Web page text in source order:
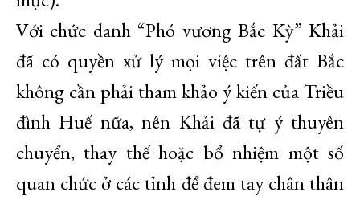
Với chức danh “Phó vương Bắc Kỳ” Khải
đã có quyền xử lý mọi việc trên đất Bắc
không cần phải tham khảo ý kiến của Triều
đình Huế nữa, nên Khải đã tự ý thuyên
chuyển, thay thế hoặc bổ nhiệm một số
quan chức ở các tỉnh để đem tay chân thân